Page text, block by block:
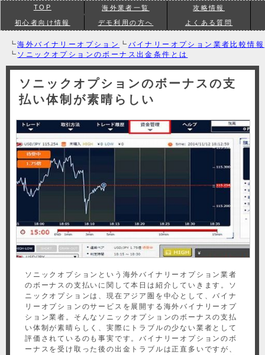
TOP 海外業者一覧 攻略情報
初心者向け情報 デモ利用の方へ よくある質問
┗海外バイナリーオプション ┗ バイナリーオプション業者比較情報
┗ ソニックオプションのボーナス出金条件とは
ソニックオプションのボーナスの支
払い体制が素晴らしい
ソニックオプションという海外バイナリーオプション業者
のボーナスの支払いに関して本日は紹介していきます。ソ
ニックオプションは、現在アジア圏を中心として、バイナ
リーオプションのサービスを展開する海外バイナリーオプ
ション業者。そんなソニックオプションのボーナスの支払
い体制が素晴らしく、実際にトラブルの少ない業者として
評価されているのも事実です。バイナリーオプションのボ
ーナスを受け取った後の出金トラブルは正直多いですが、